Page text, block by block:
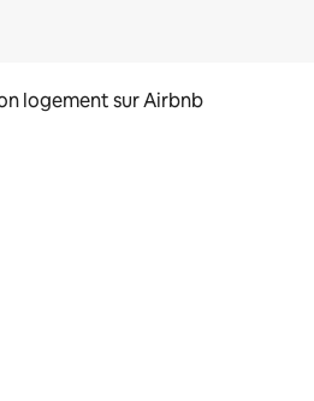
logement sur Airbnb